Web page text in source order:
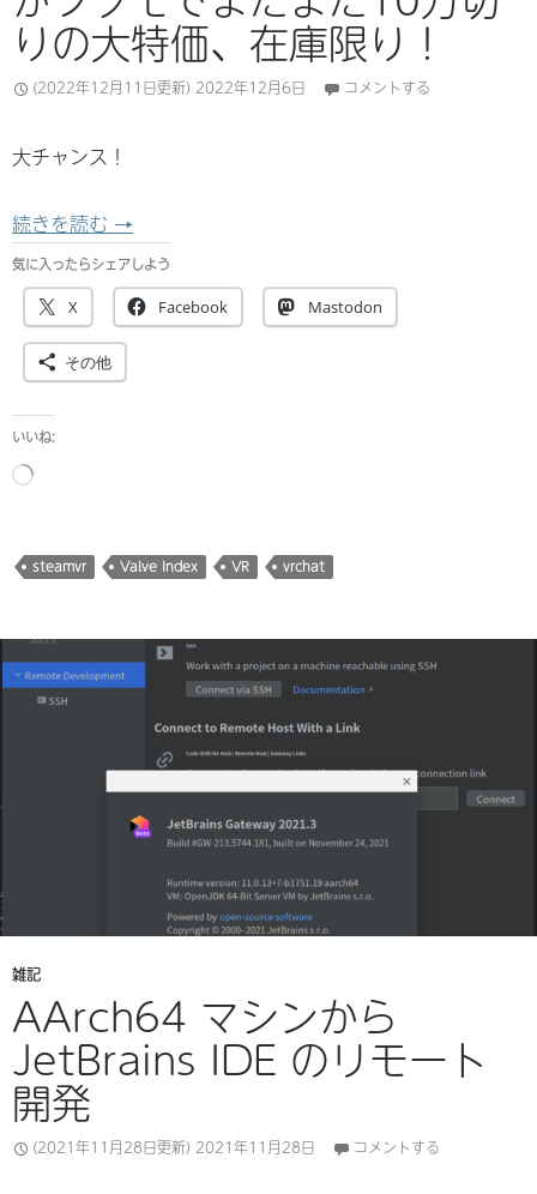
りの大特価、在庫限り！
(2022年12月11日更新) 2022年12月6日 コメントする
大チャンス！
続きを読む 【セット通販在庫終了】Valve Index のフルセ
→
気に入ったらシェアしよう
X Facebook Mastodon
その他
いいね:
読
み
中…
steamvr Valve Index VR vrchat
雑記
AArch64 マシンから
JetBrains IDE のリモート
開発
(2021年11月28日更新) 2021年11月28日 コメントする